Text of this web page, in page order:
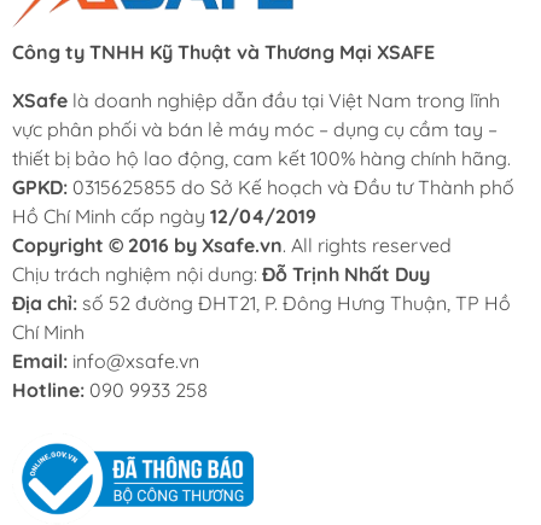
Công ty TNHH Kỹ Thuật và Thương Mại XSAFE
XSafe là doanh nghiệp dẫn đầu tại Việt Nam trong lĩnh
vực phân phối và bán lẻ máy móc – dụng cụ cầm tay –
thiết bị bảo hộ lao động, cam kết 100% hàng chính hãng.
GPKD: 0315625855 do Sở Kế hoạch và Đầu tư Thành phố
Hồ Chí Minh cấp ngày 12/04/2019
Copyright © 2016 by Xsafe.vn. All rights reserved
Chịu trách nghiệm nội dung: Đỗ Trịnh Nhất Duy
Địa chỉ: số 52 đường ĐHT21, P. Đông Hưng Thuận, TP Hồ
Chí Minh
Email: info@xsafe.vn
Hotline: 090 9933 258